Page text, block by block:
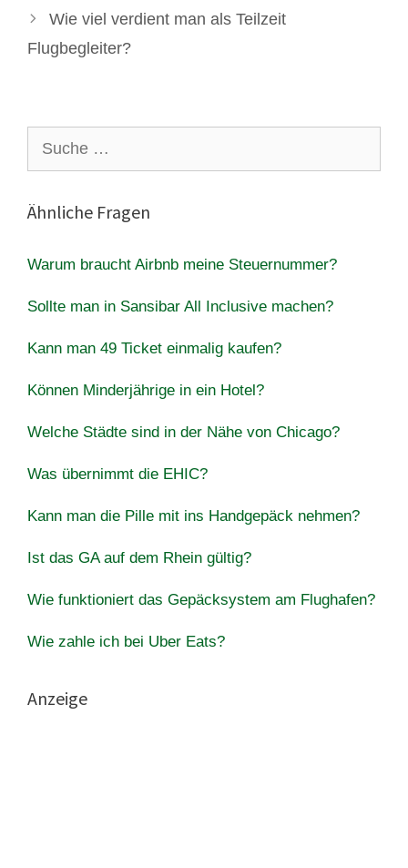
Wie viel verdient man als Teilzeit
Flugbegleiter?
nach:
Ähnliche Fragen
Warum braucht Airbnb meine Steuernummer?
Sollte man in Sansibar All Inclusive machen?
Kann man 49 Ticket einmalig kaufen?
Können Minderjährige in ein Hotel?
Welche Städte sind in der Nähe von Chicago?
Was übernimmt die EHIC?
Kann man die Pille mit ins Handgepäck nehmen?
Ist das GA auf dem Rhein gültig?
Wie funktioniert das Gepäcksystem am Flughafen?
Wie zahle ich bei Uber Eats?
Anzeige